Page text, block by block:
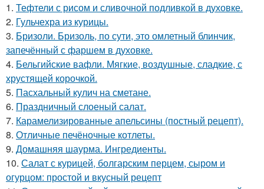
1. Тефтели с рисом и сливочной подливкой в духовке.
2. Гульчехра из курицы.
3. Бризоли. Бризоль, по сути, это омлетный блинчик,
запечённый с фаршем в духовке.
4. Бельгийские вафли. Мягкие, воздушные, сладкие, с
хрустящей корочкой.
5. Пасхальный кулич на сметане.
6. Праздничный слоеный салат.
7. Карамелизированные апельсины (постный рецепт).
8. Отличные печёночные котлеты.
9. Домашняя шаурма. Ингредиенты.
10. Салат с курицей, болгарским перцем, сыром и
огурцом: простой и вкусный рецепт